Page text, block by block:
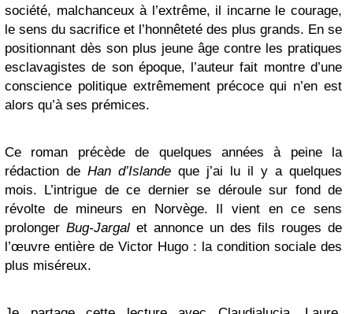
société, malchanceux à l’extrême, il incarne le courage,
le sens du sacrifice et l’honnêteté des plus grands. En se
positionnant dès son plus jeune âge contre les pratiques
esclavagistes de son époque, l’auteur fait montre d’une
conscience politique extrêmement précoce qui n’en est
alors qu’à ses prémices.
Ce roman précède de quelques années à peine la
rédaction de Han d’Islande que j’ai lu il y a quelques
mois. L’intrigue de ce dernier se déroule sur fond de
révolte de mineurs en Norvège. Il vient en ce sens
prolonger Bug-Jargal et annonce un des fils rouges de
l’œuvre entière de Victor Hugo : la condition sociale des
plus miséreux.